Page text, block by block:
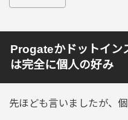
Progateかドットイン
は完全に個人の好み
先ほども言いましたが、個